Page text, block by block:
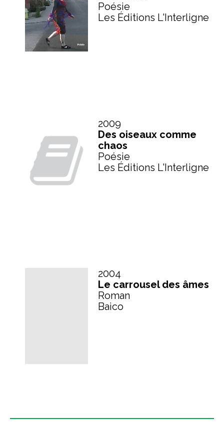
Poésie
Les Éditions L'Interligne
2009
Des oiseaux comme
chaos
Poésie
Les Éditions L'Interligne
2004
Le carrousel des âmes
Roman
Baico